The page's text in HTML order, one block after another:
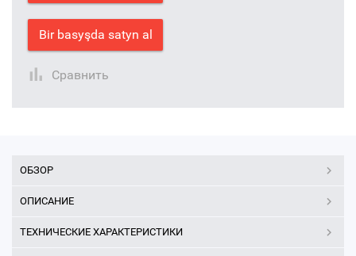
Bir basyşda satyn al
Сравнить
ОБЗОР
ОПИСАНИЕ
ТЕХНИЧЕСКИЕ ХАРАКТЕРИСТИКИ